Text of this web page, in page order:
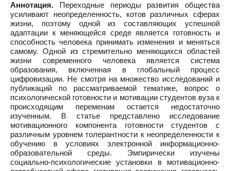
Аннотация. Переходные периоды развития общества
усиливают неопределенность, котов различных сферах
жизни, поэтому одной из составляющих успешной
адаптации к меняющейся среде является готовность и
способность человека принимать изменения и меняться
самому. Одной из стремительно меняющихся областей
жизни современного человека является система
образования, включенная в глобальный процесс
цифровизации. Не смотря на множество исследований и
публикаций по рассматриваемой тематике, вопрос о
психологической готовности и мотивации студентов вуза к
происходящим переменам остается недостаточно
изученным. В статье представлено исследование
мотивационного компонента готовности студентов с
различным уровнем толерантности к неопределенности к
обучению в условиях электронной информационно-
образовательной среды. Эмпирически изучены
социально-психологические установки в мотивационно-